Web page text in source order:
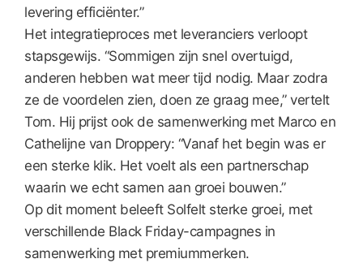
levering efficiënter.”
Het integratieproces met leveranciers verloopt
stapsgewijs. “Sommigen zijn snel overtuigd,
anderen hebben wat meer tijd nodig. Maar zodra
ze de voordelen zien, doen ze graag mee,” vertelt
Tom. Hij prijst ook de samenwerking met Marco en
Cathelijne van Droppery: “Vanaf het begin was er
een sterke klik. Het voelt als een partnerschap
waarin we echt samen aan groei bouwen.”
Op dit moment beleeft Solfelt sterke groei, met
verschillende Black Friday-campagnes in
samenwerking met premiummerken.